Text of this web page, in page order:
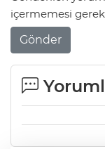
içermemesi
Gönder